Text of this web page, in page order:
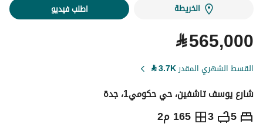
الخريطة اطلب فيديو
⃁565,000
القسط الشهري المقدر3.7K
⃁
شارع يوسف تاشفين، حي حكومي1، جدة
5
3 165 م2 ⃁
565,000